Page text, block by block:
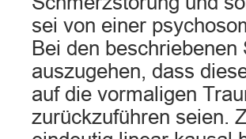
sei von einer
Bei den
auszugehen, dass
auf die vormaligen
zurückzuführen seien.